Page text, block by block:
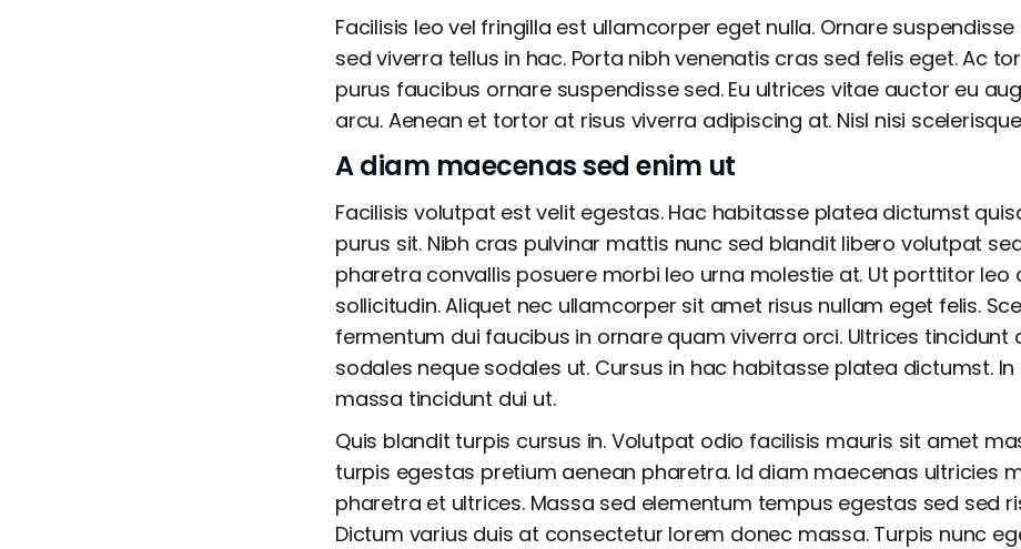
Facilisis leo vel fringilla est ullamcorper eget nulla. Ornare
sed viverra tellus in hac. Porta nibh venenatis cras sed felis eget. Ac
purus faucibus ornare suspendisse sed. Eu ultrices vitae auctor eu
arcu. Aenean et tortor at risus viverra adipiscing at. Nisl nisi
A diam maecenas sed enim ut
Facilisis volutpat est velit egestas. Hac habitasse platea dictumst
purus sit. Nibh cras pulvinar mattis nunc sed blandit libero volutpat
pharetra convallis posuere morbi leo urna molestie at. Ut porttitor leo
sollicitudin. Aliquet nec ullamcorper sit amet risus nullam eget felis.
fermentum dui faucibus in ornare quam viverra orci. Ultrices tincidunt
sodales neque sodales ut. Cursus in hac habitasse platea dictumst.
massa tincidunt dui ut.
Quis blandit turpis cursus in. Volutpat odio facilisis mauris sit amet
turpis egestas pretium aenean pharetra. Id diam maecenas ultricies
pharetra et ultrices. Massa sed elementum tempus egestas sed sed
Dictum varius duis at consectetur lorem donec massa. Turpis nunc